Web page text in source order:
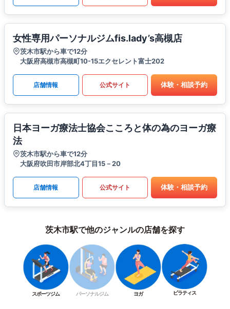
女性専用パーソナルジムfis.lady’s高槻店
茨木市駅から車で12分
大阪府高槻市高槻町10-15エクセレント富士202
店舗情報 公式サイト 体験・相談予約
日本ヨーガ療法士協会こころと体の為のヨーガ療
法
茨木市駅から車で12分
大阪府吹田市岸部北4丁目15－20
店舗情報 公式サイト 体験・相談予約
茨木市駅で他のジャンルの店舗を探す
スポーツジム パーソナルジム ヨガ ピラティス